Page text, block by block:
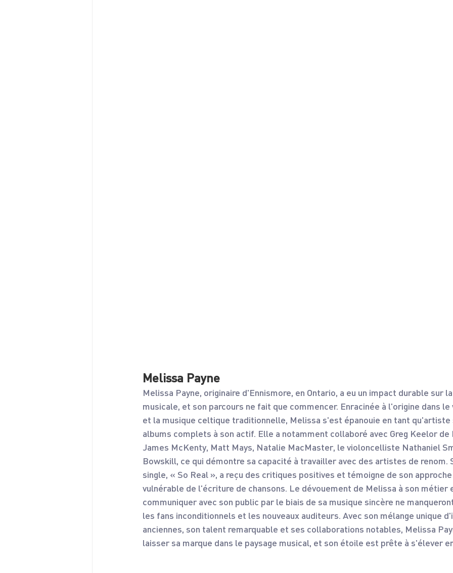
Melissa Payne
Melissa Payne, originaire d'Ennismore, en Ontario, a eu un impact durable sur
musicale, et son parcours ne fait que commencer. Enracinée à l'origine dans le
et la musique celtique traditionnelle, Melissa s'est épanouie en tant qu'artiste
albums complets à son actif. Elle a notamment collaboré avec Greg Keelor de
James McKenty, Matt Mays, Natalie MacMaster, le violoncelliste Nathaniel
Bowskill, ce qui démontre sa capacité à travailler avec des artistes de renom.
single, « So Real », a reçu des critiques positives et témoigne de son
vulnérable de l'écriture de chansons. Le dévouement de Melissa à son métier
communiquer avec son public par le biais de sa musique sincère ne
les fans inconditionnels et les nouveaux auditeurs. Avec son mélange unique
anciennes, son talent remarquable et ses collaborations notables, Melissa
laisser sa marque dans le paysage musical, et son étoile est prête à s'élever